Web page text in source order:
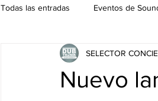
Todas las entradas Eventos de
Podcast. SOUNDMAN
Nuevo
SELECTOR